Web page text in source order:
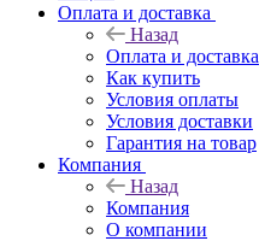
Оплата и доставка
Назад
Оплата и доставка
Как купить
Условия оплаты
Условия доставки
Гарантия на товар
Компания
Назад
Компания
О компании